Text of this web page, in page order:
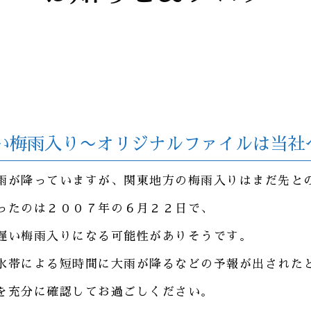
梅雨入り〜オリジナルファイルは当社
が降っていますが、関東地方の梅雨入りはまだ先と
たのは２００７年の６月２２日で、
い梅雨入りになる可能性がありそうです。
帯による短時間に大雨が降るなどの予報が出された
充分に確認してお過ごしください。